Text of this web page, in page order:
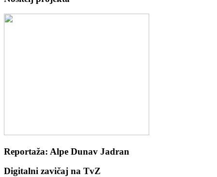
Reportaža: Alpe Dunav Jadran
Digitalni zavičaj na TvZ